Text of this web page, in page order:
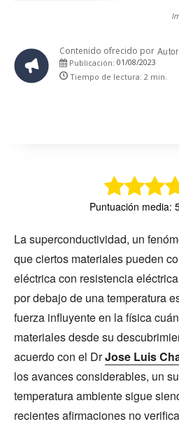
Contenido ofrecido por
Publicación: 01/08/2023
Tiempo de lectura: 2 min.
Puntuación media:
La superconductividad, un
que ciertos materiales pueden
eléctrica con resistencia
por debajo de una temperatura
fuerza influyente en la física
materiales desde su
acuerdo con el DrJose Luis
los avances considerables, un
temperatura ambiente sigue
recientes afirmaciones no